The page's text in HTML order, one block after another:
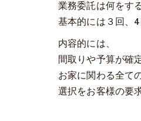
業務委託は何をす
基本的には３回、
内容的には、
間取りや予算が確
お家に関わる全て
選択をお客様の要